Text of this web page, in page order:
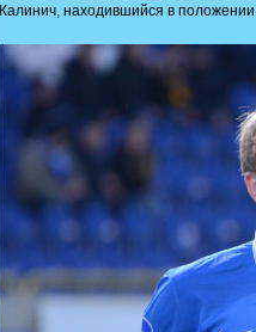
Калинич, находившийся в